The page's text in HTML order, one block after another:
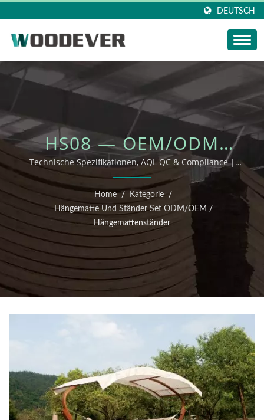
DEUTSCH
HS08 — OEM/ODM
GARTENMÖBEL
Technische Spezifikationen, AQL QC & Compliance |
WOODEVER
Home / Kategorie
/
Hängematte Und Ständer Set ODM/OEM /
Hängemattenständer